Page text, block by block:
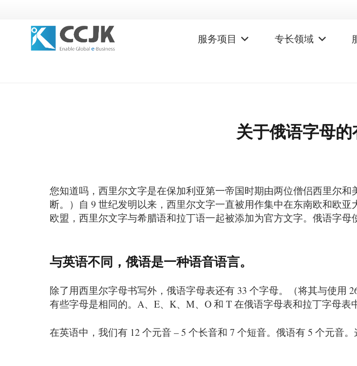
服务项目 专长领域
关于俄语字母
您知道吗，西里尔文字是在保加利亚第一帝国时期由两位僧侣西里尔
断。）自 9 世纪发明以来，西里尔文字一直被用作集中在东南欧和欧
欧盟，西里尔文字与希腊语和拉丁语一起被添加为官方文字。俄语字母
与英语不同，俄语是一种语音语言。
除了用西里尔字母书写外，俄语字母表还有 33 个字母。（将其与使用
有些字母是相同的。A、E、K、M、O 和 T 在俄语字母表和拉丁字母表
在英语中，我们有 12 个元音 – 5 个长音和 7 个短音。俄语有 5 个元音